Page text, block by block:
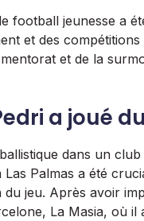
football jeunesse a
et des
et de la
a joué
dans un
Palmas a été
jeu. Après avoir
La Masia, où